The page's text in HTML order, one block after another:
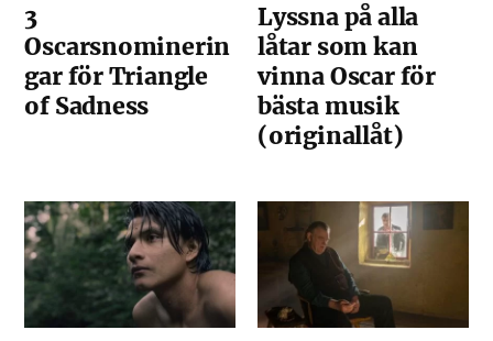
3
Oscarsnominerin
gar för Triangle
of Sadness
Lyssna på alla
låtar som kan
vinna Oscar för
bästa musik
(originallåt)